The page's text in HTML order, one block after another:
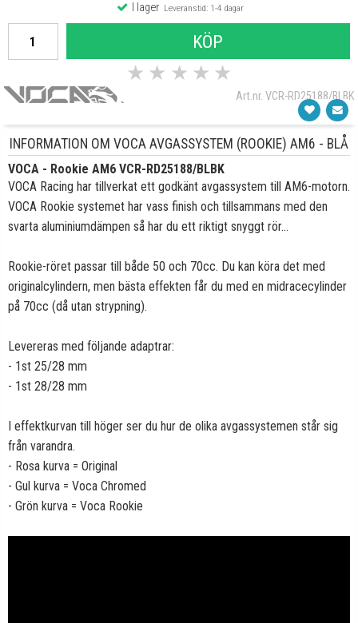
I lagerLeveranstid: 1-4 dagar
KÖP
★ ★ ★ ★ ★
Art.nr. VCR-RD25188/BLBK
INFORMATION OM VOCA AVGASSYSTEM (ROOKIE) AM6 - BLÅ
VOCA - Rookie AM6 VCR-RD25188/BLBK
VOCA Racing har tillverkat ett godkänt avgassystem till AM6-motorn.
VOCA Rookie systemet har vass finish och tillsammans med den
svarta aluminiumdämpen så har du ett riktigt snyggt rör...
Rookie-röret passar till både 50 och 70cc. Du kan köra det med
originalcylindern, men bästa effekten får du med en midracecylinder
på 70cc (då utan strypning).
Levereras med följande adaptrar:
- 1st 25/28 mm
- 1st 28/28 mm
I effektkurvan till höger ser du hur de olika avgassystemen står sig
från varandra.
- Rosa kurva = Original
- Gul kurva = Voca Chromed
- Grön kurva = Voca Rookie